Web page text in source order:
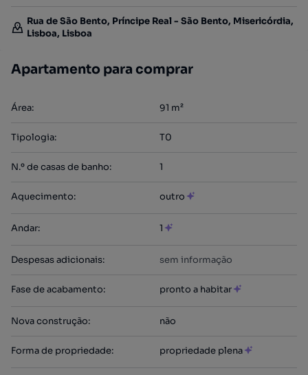
Rua de São Bento, Príncipe Real - São Bento, Misericórdia,
Lisboa, Lisboa
Apartamento para comprar
Área: 91 m²
Tipologia: T0
N.º de casas de banho: 1
Aquecimento: outro
Andar: 1
Despesas adicionais: sem informação
Fase de acabamento: pronto a habitar
Nova construção: não
Forma de propriedade: propriedade plena